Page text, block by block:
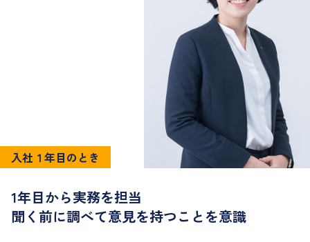
入社 １ 年目の と き
1年目から実務を担当
聞く前に調べて意見を持つことを意識